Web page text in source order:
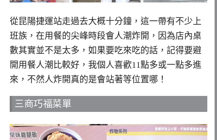
從昆陽捷運站走過去大概十分鐘，這一帶有不少上
班族，在用餐的尖峰時段會人潮炸開，因為店內桌
數其實並不是太多，如果要吃來吃的話，記得要避
開用餐人潮比較好，我個人喜歡11點多或一點多進
來，不然人炸開真的是會站著等位置哪！
三商巧福菜單